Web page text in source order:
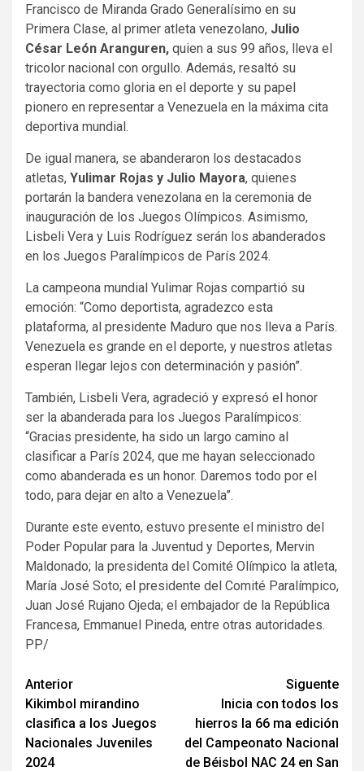
Francisco de Miranda Grado Generalísimo en su
Primera Clase, al primer atleta venezolano, Julio
César León Aranguren, quien a sus 99 años, lleva el
tricolor nacional con orgullo. Además, resaltó su
trayectoria como gloria en el deporte y su papel
pionero en representar a Venezuela en la máxima cita
deportiva mundial.
De igual manera, se abanderaron los destacados
atletas, Yulimar Rojas y Julio Mayora, quienes
portarán la bandera venezolana en la ceremonia de
inauguración de los Juegos Olímpicos. Asimismo,
Lisbeli Vera y Luis Rodríguez serán los abanderados
en los Juegos Paralímpicos de París 2024.
La campeona mundial Yulimar Rojas compartió su
emoción: “Como deportista, agradezco esta
plataforma, al presidente Maduro que nos lleva a París.
Venezuela es grande en el deporte, y nuestros atletas
esperan llegar lejos con determinación y pasión”.
También, Lisbeli Vera, agradeció y expresó el honor
ser la abanderada para los Juegos Paralímpicos:
“Gracias presidente, ha sido un largo camino al
clasificar a París 2024, que me hayan seleccionado
como abanderada es un honor. Daremos todo por el
todo, para dejar en alto a Venezuela”.
Durante este evento, estuvo presente el ministro del
Poder Popular para la Juventud y Deportes, Mervin
Maldonado; la presidenta del Comité Olímpico la atleta,
María José Soto; el presidente del Comité Paralímpico,
Juan José Rujano Ojeda; el embajador de la República
Francesa, Emmanuel Pineda, entre otras autoridades.
PP/
Navegación
de
entradas
Anterior
Kikimbol mirandino
clasifica a los Juegos
Nacionales Juveniles
2024
Siguente
Inicia con todos los
hierros la 66 ma edición
del Campeonato Nacional
de Béisbol NAC 24 en San